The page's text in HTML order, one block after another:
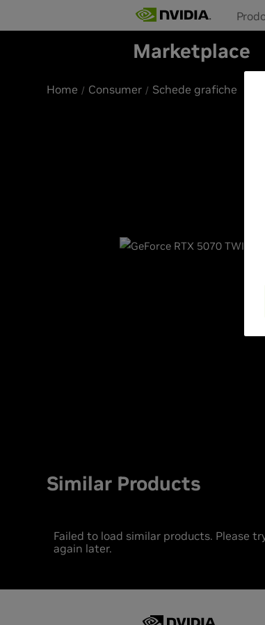
Marketplace
Home Consumer Schede grafiche
Similar Products
Failed to load similar products. Please
again later.